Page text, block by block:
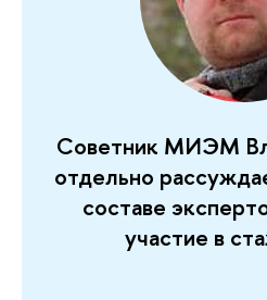
Советник МИЭМ
отдельно
составе
участие в